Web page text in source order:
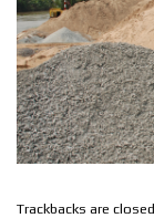
Trackbacks are